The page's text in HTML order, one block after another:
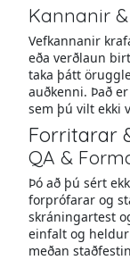
Kannanir
Vefkannanir
eða verðlaun
taka þátt
auðkenni. Það
sem þú vilt ekki
Forritarar
QA &
Þó að þú sért
forprófarar og
skráningartest
einfalt og
meðan